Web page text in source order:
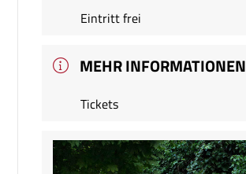
Eintritt frei
MEHR INFORMATIONEN
Tickets